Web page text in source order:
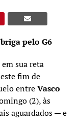
pelo G6
sua reta
fim de
entreVasco
(2), às
aguardados — e